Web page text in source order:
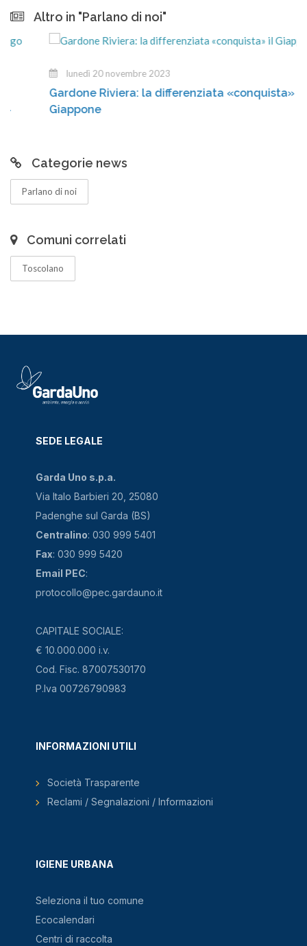
Altro in "Parlano di noi"
lunedì 20 novembre 2023
Gardone Riviera: la differenziata «conquista» il
Giappone
Categorie news
Parlano di noi
Comuni correlati
Toscolano
SEDE LEGALE
Garda Uno s.p.a.
Via Italo Barbieri 20, 25080
Padenghe sul Garda (BS)
Centralino: 030 999 5401
Fax: 030 999 5420
Email PEC:
protocollo@pec.gardauno.it
CAPITALE SOCIALE:
€ 10.000.000 i.v.
Cod. Fisc. 87007530170
P.Iva 00726790983
IGIENE URBANA
Seleziona il tuo comune
Ecocalendari
Centri di raccolta
INFORMAZIONI UTILI
Società Trasparente
Reclami / Segnalazioni / Informazioni